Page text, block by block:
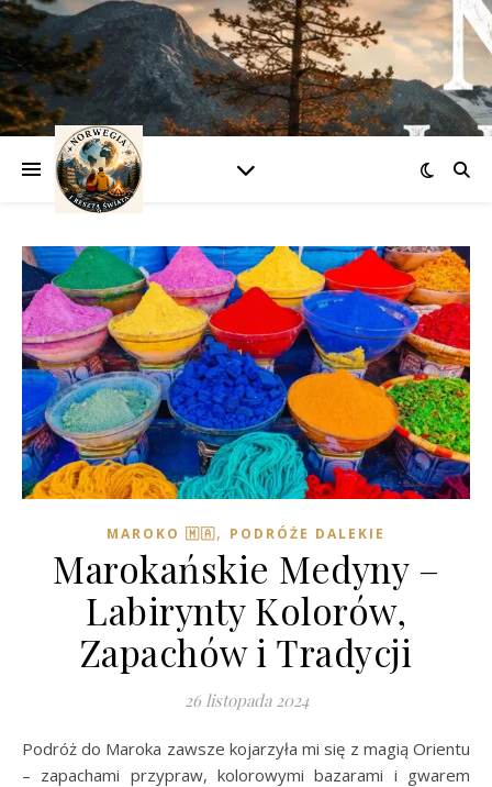
MAROKO 🇲🇦, PODRÓŻE DALEKIE
Marokańskie Medyny –
Labirynty Kolorów,
Zapachów i Tradycji
26 listopada 2024
Podróż do Maroka zawsze kojarzyła mi się z magią Orientu
– zapachami przypraw, kolorowymi bazarami i gwarem